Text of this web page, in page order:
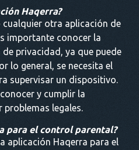
Haqerra?
otra aplicación de
importante conocer la
privacidad, ya que puede
lo general, se necesita el
supervisar un dispositivo.
y cumplir la
problemas legales.
para el control parental?
aplicación Haqerra para el